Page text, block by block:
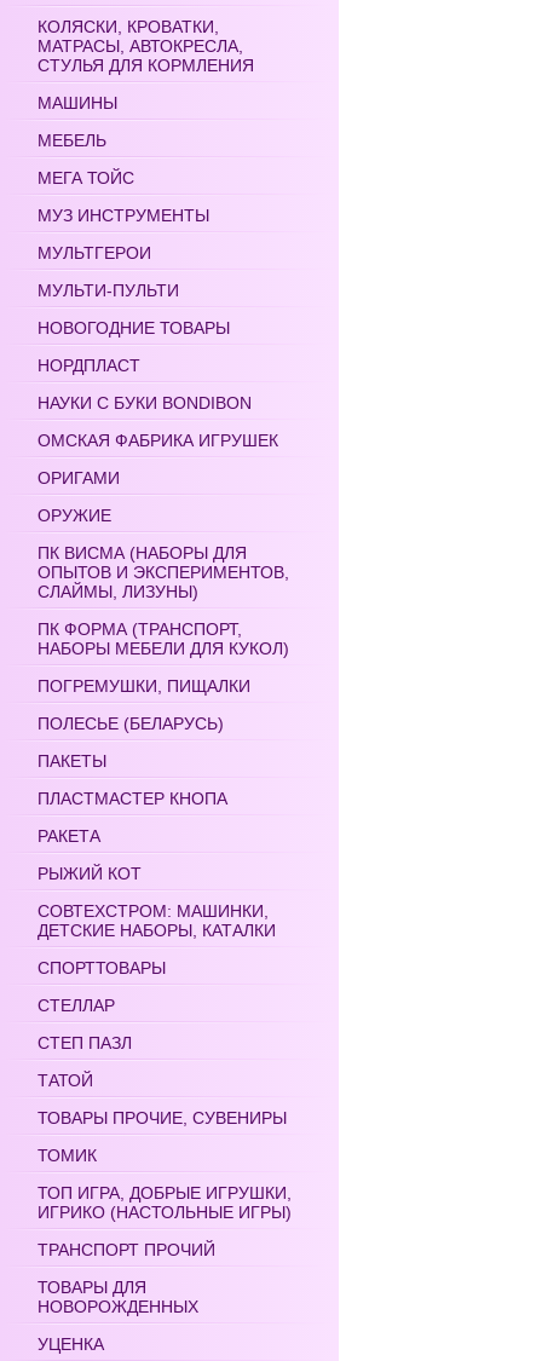
КОЛЯСКИ, КРОВАТКИ,
МАТРАСЫ, АВТОКРЕСЛА,
СТУЛЬЯ ДЛЯ КОРМЛЕНИЯ
МАШИНЫ
МЕБЕЛЬ
МЕГА ТОЙС
МУЗ ИНСТРУМЕНТЫ
МУЛЬТГЕРОИ
МУЛЬТИ-ПУЛЬТИ
НОВОГОДНИЕ ТОВАРЫ
НОРДПЛАСТ
НАУКИ С БУКИ BONDIBON
ОМСКАЯ ФАБРИКА ИГРУШЕК
ОРИГАМИ
ОРУЖИЕ
ПК ВИСМА (НАБОРЫ ДЛЯ
ОПЫТОВ И ЭКСПЕРИМЕНТОВ,
СЛАЙМЫ, ЛИЗУНЫ)
ПК ФОРМА (ТРАНСПОРТ,
НАБОРЫ МЕБЕЛИ ДЛЯ КУКОЛ)
ПОГРЕМУШКИ, ПИЩАЛКИ
ПОЛЕСЬЕ (БЕЛАРУСЬ)
ПАКЕТЫ
ПЛАСТМАСТЕР КНОПА
РАКЕТА
РЫЖИЙ КОТ
СОВТЕХСТРОМ: МАШИНКИ,
ДЕТСКИЕ НАБОРЫ, КАТАЛКИ
СПОРТТОВАРЫ
СТЕЛЛАР
СТЕП ПАЗЛ
ТАТОЙ
ТОВАРЫ ПРОЧИЕ, СУВЕНИРЫ
ТОМИК
ТОП ИГРА, ДОБРЫЕ ИГРУШКИ,
ИГРИКО (НАСТОЛЬНЫЕ ИГРЫ)
ТРАНСПОРТ ПРОЧИЙ
ТОВАРЫ ДЛЯ
НОВОРОЖДЕННЫХ
УЦЕНКА